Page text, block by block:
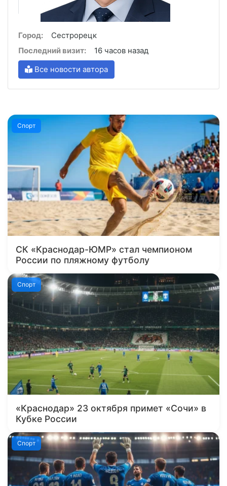
Город:
Сестрорецк
Последний визит:
16 часов назад
Все новости автора
Спорт
СК «Краснодар-ЮМР» стал чемпионом
России по пляжному футболу
Спорт
«Краснодар» 23 октября примет «Сочи» в
Кубке России
Спорт